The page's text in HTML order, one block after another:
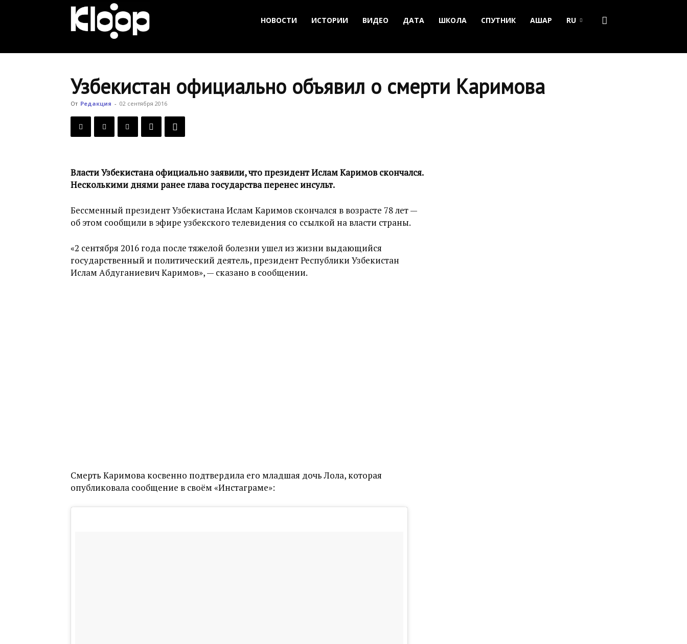
Новости
НОВОСТИ ИСТОРИИ ВИДЕО ДАТА ШКОЛА СПУТНИК АШАР RU
Узбекистан официально объявил о смерти Каримова
От Редакция - 02 сентября 2016
Власти Узбекистана официально заявили, что президент Ислам Каримов скончался.
Несколькими днями ранее глава государства перенес инсульт.
Бессменный президент Узбекистана Ислам Каримов скончался в возрасте 78 лет —
об этом сообщили в эфире узбекского телевидения со ссылкой на власти страны.
«2 сентября 2016 года после тяжелой болезни ушел из жизни выдающийся
государственный и политический деятель, президент Республики Узбекистан
Ислам Абдуганиевич Каримов», — сказано в сообщении.
Смерть Каримова косвенно подтвердила его младшая дочь Лола, которая
опубликовала сообщение в своём «Инстаграме»: